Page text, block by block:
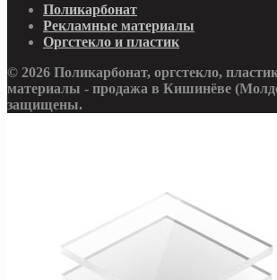
Поликарбонат
Рекламные материалы
Оргстекло и пластик
© 2026 Поликарбонат, оргстекло,
материалы - продажа в Кишинёве
защищены.